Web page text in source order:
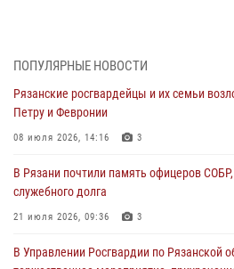
Для детей рязанских росгвардейцев в
экскурсию по экспозиции, посвящённой
В Управлении Росгвардии по Рязанской
награждение военнослужащих
ПОПУЛЯРНЫЕ НОВОСТИ
Рязанские росгвардейцы и их семьи
Петру и Февронии
08 июля 2026, 14:16 3
В Рязани почтили память офицеров
служебного долга
21 июля 2026, 09:36 3
В Управлении Росгвардии по Рязанской